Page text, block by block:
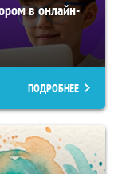
в онлайн-
ПОДРОБНЕЕ